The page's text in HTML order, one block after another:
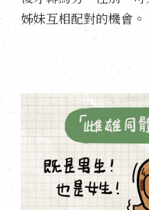
姊妹互相配對的機會。